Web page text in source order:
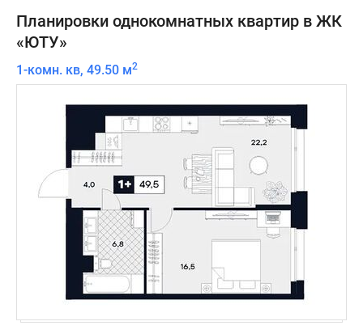
Планировки однокомнатных квартир в ЖК
«ЮТУ»
1-комн. кв, 49.50 м2